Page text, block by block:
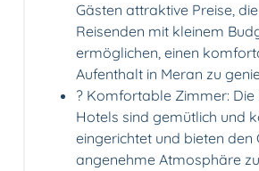
Gästen attraktive Preise,
Reisenden mit kleinem
ermöglichen, einen
Aufenthalt in Meran zu
?️ Komfortable Zimmer: Die
Hotels sind gemütlich und
eingerichtet und bieten den
angenehme Atmosphäre